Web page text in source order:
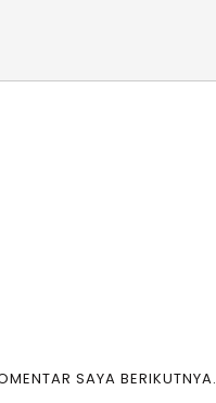
SAYA BERIKUTNYA.